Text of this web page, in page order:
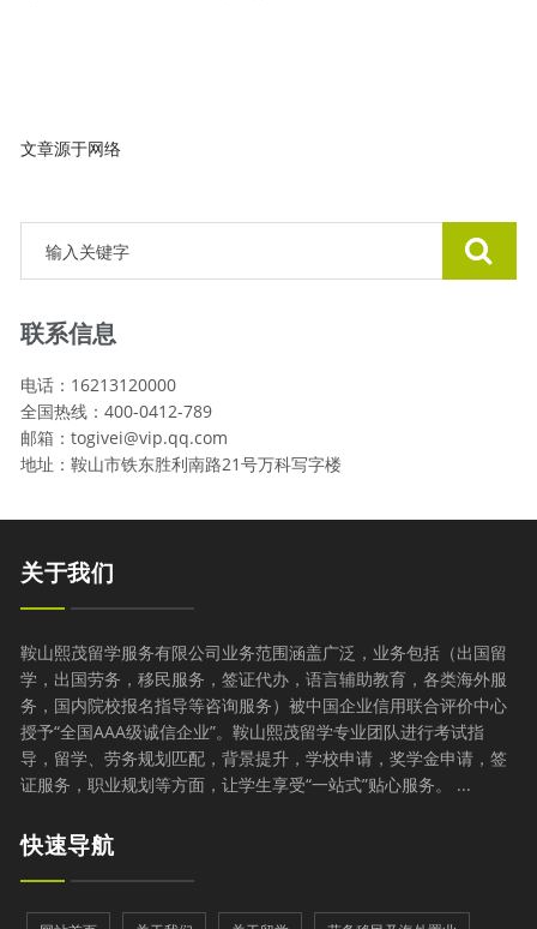
文章源于网络
联系信息
电话：16213120000
全国热线：400-0412-789
邮箱：togivei@vip.qq.com
地址：鞍山市铁东胜利南路21号万科写字楼
关于我们
鞍山熙茂留学服务有限公司业务范围涵盖广泛，业务包括（出国留
学，出国劳务，移民服务，签证代办，语言辅助教育，各类海外服
务，国内院校报名指导等咨询服务）被中国企业信用联合评价中心
授予“全国AAA级诚信企业”。鞍山熙茂留学专业团队进行考试指
导，留学、劳务规划匹配，背景提升，学校申请，奖学金申请，签
证服务，职业规划等方面，让学生享受“一站式”贴心服务。 ...
快速导航